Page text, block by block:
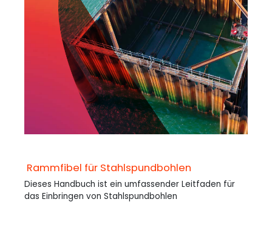
Rammfibel für Stahlspundbohlen
Dieses Handbuch ist ein umfassender Leitfaden für
das Einbringen von Stahlspundbohlen